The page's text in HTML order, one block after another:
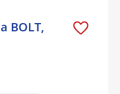
BOLT,